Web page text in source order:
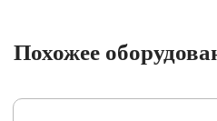
Похожее